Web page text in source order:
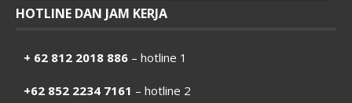
HOTLINE DAN JAM KERJA
+ 62 812 2018 886 – hotline 1
+62 852 2234 7161 – hotline 2